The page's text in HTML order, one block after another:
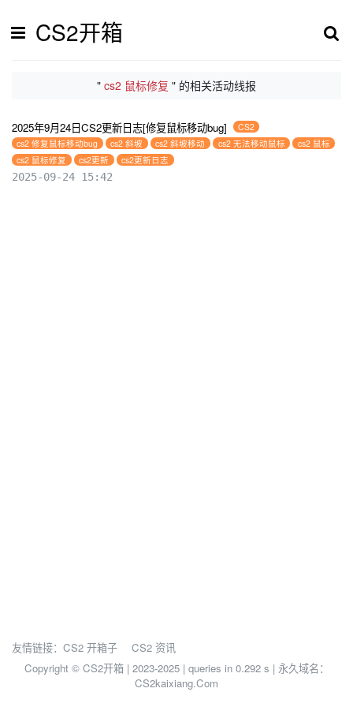
CS2开箱
" cs2 鼠标修复 " 的相关活动线报
2025年9月24日CS2更新日志[修复鼠标移动bug]
CS2
cs2 修复鼠标移动bug
cs2 斜坡 cs2 斜坡移动 cs2 无法移动鼠标
cs2 鼠标
cs2 鼠标修复
cs2更新 cs2更新日志
2025-09-24 15:42
友情链接： CS2 开箱子
CS2 资讯
Copyright © CS2开箱 | 2023-2025 | queries in 0.292 s | 永久域名：
CS2kaixiang.Com